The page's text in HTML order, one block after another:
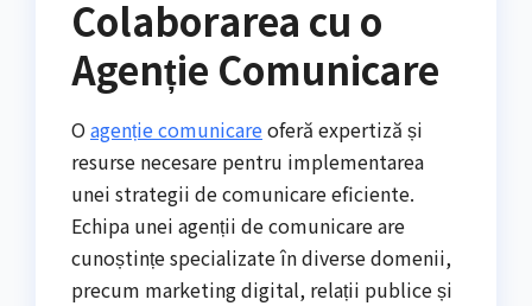
Colaborarea cu o
Agenție Comunicare
O agenție comunicareoferă expertiză și
resurse necesare pentru implementarea
unei strategii de comunicare eficiente.
Echipa unei agenții de comunicare are
cunoștințe specializate în diverse domenii,
precum marketing digital, relații publice și